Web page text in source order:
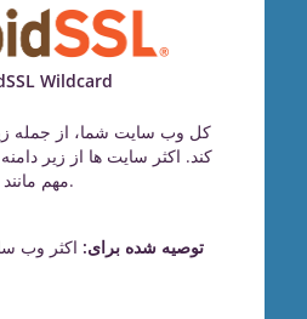
Wildcard
کل وب سایت شما، از جمله
کند. اکثر سایت ها از زیر
مهم مانند ایمیل استفاده می کنند.
توصیه شده برای: اکثر وب